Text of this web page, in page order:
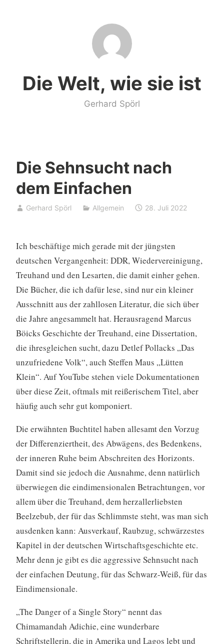
Die Welt, wie sie ist
Gerhard Spörl
Die Sehnsucht nach
dem Einfachen
Gerhard Spörl Allgemein 28. Juli 2022
Ich beschäftige mich gerade mit der jüngsten
deutschen Vergangenheit: DDR, Wiedervereinigung,
Treuhand und den Lesarten, die damit einher gehen.
Die Bücher, die ich dafür lese, sind nur ein kleiner
Ausschnitt aus der zahllosen Literatur, die sich über
die Jahre angesammelt hat. Herausragend Marcus
Böicks Geschichte der Treuhand, eine Dissertation,
die ihresgleichen sucht, dazu Detlef Pollacks „Das
unzufriedene Volk“, auch Steffen Maus „Lütten
Klein“. Auf YouTube stehen viele Dokumentationen
über diese Zeit, oftmals mit reißerischem Titel, aber
häufig auch sehr gut komponiert.
Die erwähnten Buchtitel haben allesamt den Vorzug
der Differenziertheit, des Abwägens, des Bedenkens,
der inneren Ruhe beim Abschreiten des Horizonts.
Damit sind sie jedoch die Ausnahme, denn natürlich
überwiegen die eindimensionalen Betrachtungen, vor
allem über die Treuhand, dem herzallerliebsten
Beelzebub, der für das Schlimmste steht, was man sich
ausdenken kann: Ausverkauf, Raubzug, schwärzestes
Kapitel in der deutschen Wirtschaftsgeschichte etc.
Mehr denn je gibt es die aggressive Sehnsucht nach
der einfachen Deutung, für das Schwarz-Weiß, für das
Eindimensionale.
„The Danger of a Single Story“ nennt das
Chimamandah Adichie, eine wunderbare
Schriftstellerin, die in Amerika und Lagos lebt und